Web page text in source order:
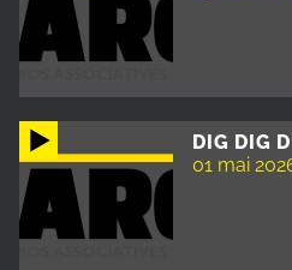
DIG DIG
01 mai